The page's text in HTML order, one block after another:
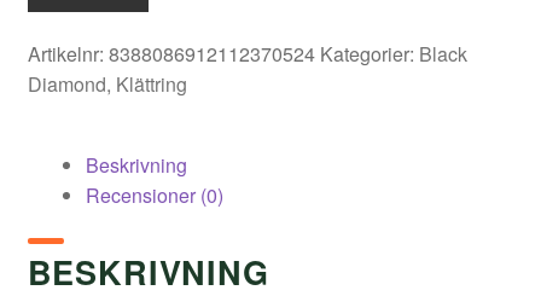
89,00 kr.71,00 kr.
Artikelnr: 8388086912112370524 Kategorier: Black
Diamond, Klättring
Beskrivning
Recensioner (0)
BESKRIVNING